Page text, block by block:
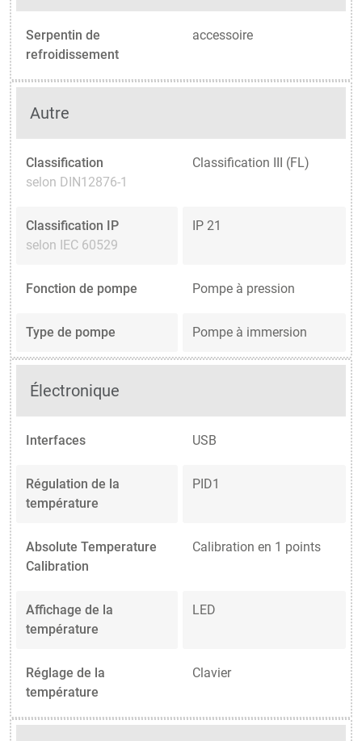
Serpentin de
refroidissement
accessoire
Autre
Classification
selon DIN12876-1
Classification III (FL)
Classification IP
selon IEC 60529
IP 21
Fonction de pompe Pompe à pression
Type de pompe Pompe à immersion
Électronique
Interfaces USB
Régulation de la
température
PID1
Absolute Temperature
Calibration
Calibration en 1 points
Affichage de la
température
LED
Réglage de la
température
Clavier